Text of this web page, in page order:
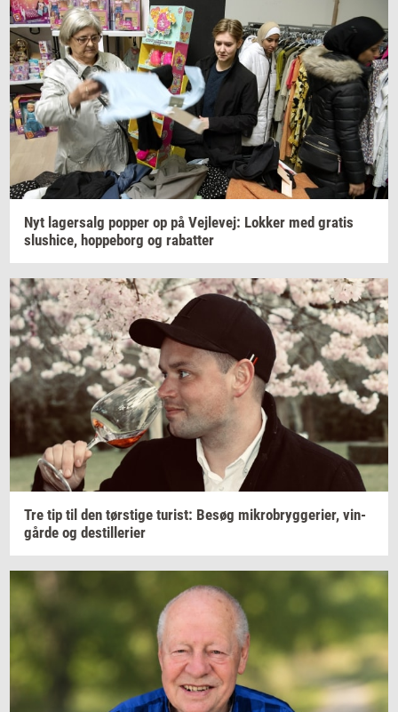
Nyt la­ger­salg pop­per op på Vej­le­vej: Lok­ker med gra­tis
slus­hi­ce, hop­pe­borg og ra­bat­ter
Tre tip til den tørsti­ge turist: Besøg mi­kro­bryg­ge­ri­er, vin­
går­de og destil­le­ri­er